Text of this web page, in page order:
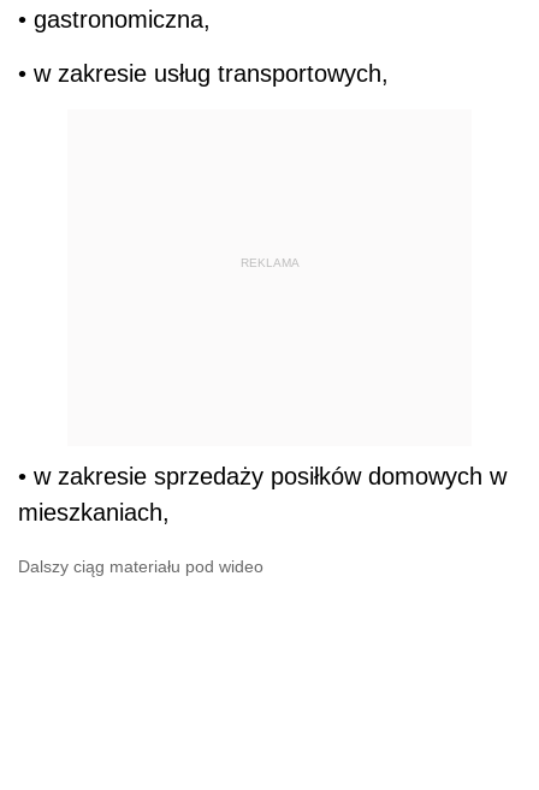
• gastronomiczna,
• w zakresie usług transportowych,
REKLAMA
• w zakresie sprzedaży posiłków domowych w
mieszkaniach,
Dalszy ciąg materiału pod wideo